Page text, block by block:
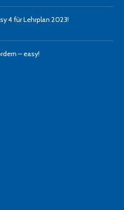
4 für Lehrplan 2023!
– easy!